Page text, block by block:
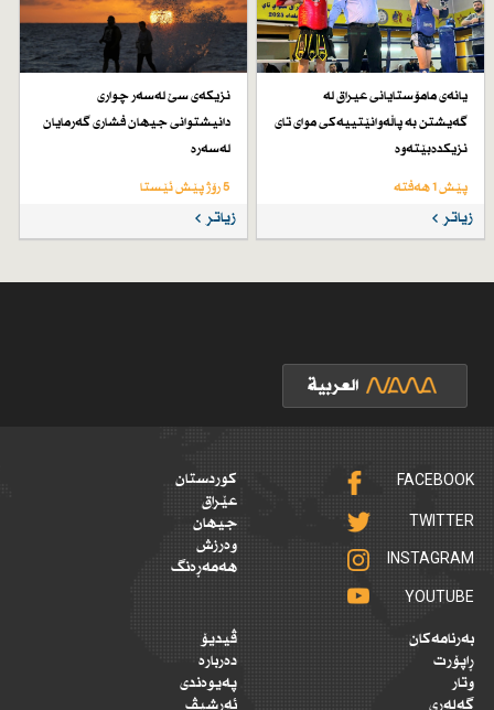
یانەی مامۆستایانی عیراق لە
گەیشتن بە پاڵەوانێتییەكی موای تای
نزیكدەبێتەوە
پێش 1 هەفتە
زیاتر
نزیكەی سێ لەسەر چواری
دانیشتوانی جیهان فشاری گەرمایان
لەسەرە
5 رۆژ پێش ئێستا
زیاتر
FACEBOOK
TWITTER
INSTAGRAM
YOUTUBE
کوردستان
عێراق
جیهان
وەرزش
هەمەڕەنگ
بەرنامەکان
ڕاپۆرت
وتار
گەلەری
ڤیدیۆ
دەربارە
پەیوەندی
ئەرشیڤ